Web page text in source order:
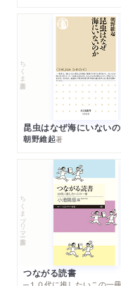
ちくま新書
昆虫はなぜ海にいない
朝野維起著
ちくまプリマー新書
つながる読書